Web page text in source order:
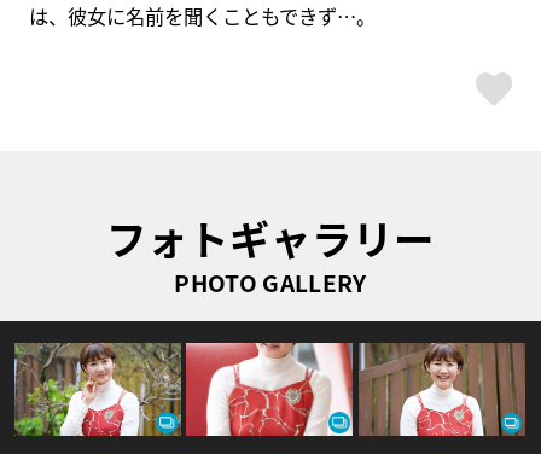
は、彼女に名前を聞くこともできず…。
フォトギャラリー
PHOTO GALLERY